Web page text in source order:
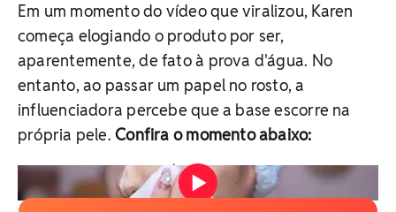
Em um momento do vídeo que viralizou, Karen
começa elogiando o produto por ser,
aparentemente, de fato à prova d'água. No
entanto, ao passar um papel no rosto, a
influenciadora percebe que a base escorre na
própria pele.Confira o momento abaixo:
Reprodução / TikTok Karen Bachini